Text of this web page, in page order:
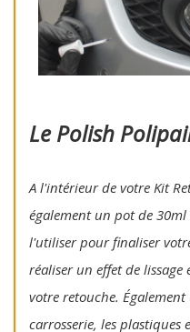
Le Polish
A l'intérieur de votre Kit
également un pot de
l'utiliser pour finaliser
réaliser un effet de
votre retouche.
carrosserie, les